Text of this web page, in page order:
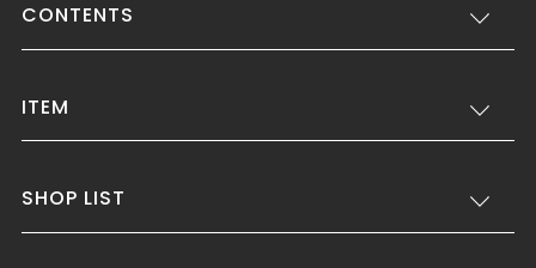
CONTENTS
ITEM
SHOP LIST